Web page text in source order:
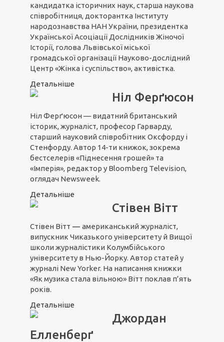
кандидатка історичних наук, старша наукова
співробітниця, докторантка Інституту
народознавства НАН України, президентка
Української Асоціації Дослідників Жіночої
Історії, голова Львівської міської
громадської організації Науково-дослідний
Центр «Жінка і суспільство», активістка.
Детальніше
Ніл Ферґюсон
Ніл Ферґюсон — видатний британський
історик, журналіст, професор Гарварду,
старший науковий співробітник Оксфорду і
Стенфорду. Автор 14-ти книжок, зокрема
бестселерів «Піднесення грошей» та
«Імперія», редактор у Bloomberg Television,
оглядач Newsweek.
Детальніше
Стівен Вітт
Стівен Вітт ― американський журналіст,
випускник Чиказького університету й Вищої
школи журналістики Колумбійського
університету в Нью-Йорку. Автор статей у
журналі New Yorker. На написання книжки
«Як музика стала вільною» Вітт поклав п’ять
років.
Детальніше
Джордан
Елленберґ